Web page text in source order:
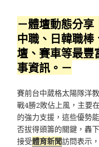
－體壇動態分
中職、日韓職棒
壇、賽車等最豐
事資訊。－
賽前台中葳格太陽隊洋
戰4勝2敗佔上風，主要
的強力支援，這些優勢
否拔得頭籌的關鍵，轟
接受體育新聞訪問表示